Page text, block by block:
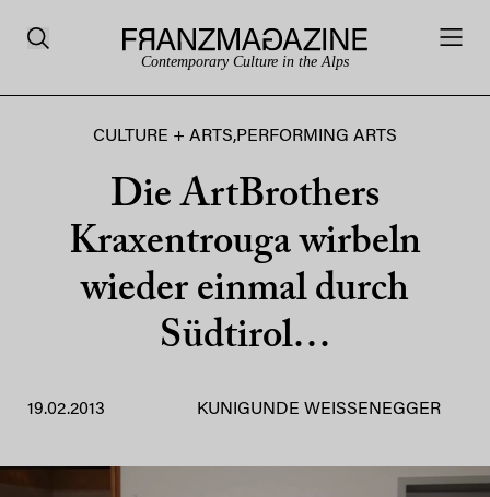
Contemporary Culture in the Alps
CULTURE + ARTS,PERFORMING ARTS
Die ArtBrothers
Kraxentrouga wirbeln
wieder einmal durch
Südtirol…
19.02.2013 KUNIGUNDE WEISSENEGGER